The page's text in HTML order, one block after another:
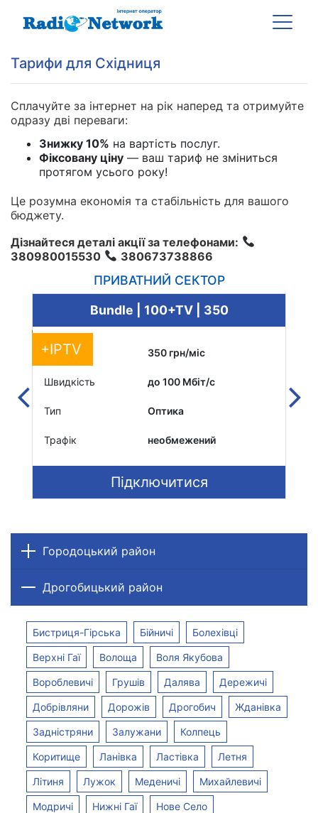
Тарифи для Східниця
Сплачуйте за інтернет на рік наперед та отримуйте
одразу дві переваги:
Знижку 10% на вартість послуг.
Фіксовану ціну — ваш тариф не зміниться
протягом усього року!
Це розумна економія та стабільність для вашого
бюджету.
Дізнайтеся деталі акції за телефонами:
380980015530
380673738866
ПРИВАТНИЙ СЕКТОР
Bundle | 100+TV | 350
+IPTV
Вартість 350 грн/міс
Швидкість до 100 Мбіт/c
Тип Оптика
Трафік необмежений
Підключитися
Городоцький район
Дрогобицький район
Бистриця-Гірська Бійничі Болехівці
Верхні Гаї Волоща Воля Якубова
Вороблевичі Грушів Далява Дережичі
Добрівляни Дорожів Дрогобич Жданівка
Задністряни Залужани Колпець
Коритище Ланівка Ластівка Летня
Літиня Лужок Меденичі Михайлевичі
Модричі Нижні Гаї Нове Село